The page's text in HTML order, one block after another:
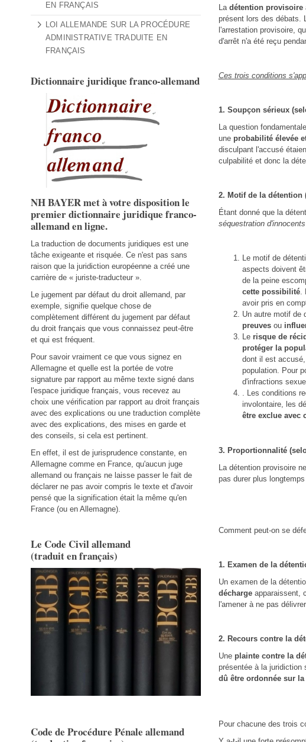
La détention provisoire
présent lors des débats.
l'arrestation provisoire,
d'arrêt n'a été reçu
Ces trois conditions
1. Soupçon sérieux
La question
une probabilité élevée
disculpant l'accusé
culpabilité et donc la
2. Motif de la détention
Étant donné que la
séquestration d'innocents
Le motif de
aspects doivent
de la peine
cette possibilité.
avoir pris en
Un autre motif de
preuvesou
Le risque de
protéger la
dont il est
population. Pour
d'infractions
. Les conditions
involontaire, les
être exclue avec
3. Proportionnalité
La détention provisoire
pas durer plus
Comment peut-on se
1. Examen de la
Un examen de la
déchargeapparaissent,
l'amener à ne pas
2. Recours contre la
Une plainte contre la
présentée à la juridiction
dû être ordonnée sur
Pour chacune des trois
EN FRANÇAIS
LOI ALLEMANDE SUR LA PROCÉDURE
ADMINISTRATIVE TRADUITE EN
FRANÇAIS
Dictionnaire juridique franco-allemand
NH BAYER met à votre disposition le
premier dictionnaire juridique franco-
allemand en ligne.
La traduction de documents juridiques est une
tâche exigeante et risquée. Ce n'est pas sans
raison que la juridiction européenne a créé une
carrière de « juriste-traducteur ».
Le jugement par défaut du droit allemand, par
exemple, signifie quelque chose de
complètement différent du jugement par défaut
du droit français que vous connaissez peut-être
et qui est fréquent.
Pour savoir vraiment ce que vous signez en
Allemagne et quelle est la portée de votre
signature par rapport au même texte signé dans
l'espace juridique français, vous recevez au
choix une vérification par rapport au droit français
avec des explications ou une traduction complète
avec des explications, des mises en garde et
des conseils, si cela est pertinent.
En effet, il est de jurisprudence constante, en
Allemagne comme en France, qu'aucun juge
allemand ou français ne laisse passer le fait de
déclarer ne pas avoir compris le texte et d'avoir
pensé que la signification était la même qu'en
France (ou en Allemagne).
Le Code Civil allemand
(traduit en français)
Code de Procédure Pénale allemand